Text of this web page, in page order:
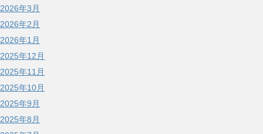
2026年3月
2026年2月
2026年1月
2025年12月
2025年11月
2025年10月
2025年9月
2025年8月